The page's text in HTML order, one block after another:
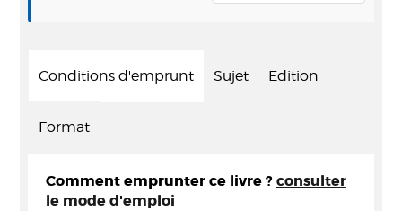
Conditions d'emprunt Sujet Edition
Format
Comment emprunter ce livre ? consulter
le mode d'emploi